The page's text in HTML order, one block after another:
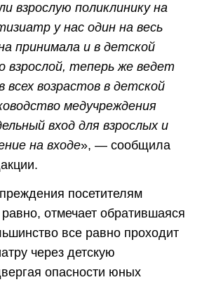
взрослую поликлинику на
у нас один на весь
принимала и в детской
взрослой, теперь же ведет
всех возрастов в детской
медучреждения
вход для взрослых и
на входе», — сообщила
посетителям
отмечает обратившаяся
все равно проходит
через детскую
опасности юных